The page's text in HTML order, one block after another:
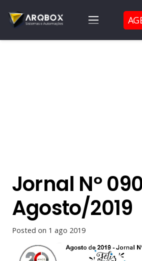
Jornal Nº
Agosto/2019
Posted on 1 ago 2019